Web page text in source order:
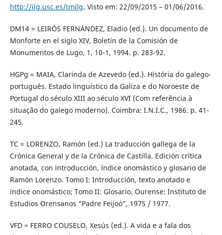
http://ilg.usc.es/tmilg. Visto em: 22/09/2015 – 01/06/2016.
DM14 = LEIRÓS FERNÁNDEZ, Eladio (ed.). Un documento de
Monforte en el siglo XIV, Boletín de la Comisión de
Monumentos de Lugo, 1, 10-1, 1994. p. 283-92.
HGPg = MAIA, Clarinda de Azevedo (ed.). História do galego-
português. Estado linguístico da Galiza e do Noroeste de
Portugal do século XIII ao século XVI (Com referência à
situação do galego moderno). Coimbra: I.N.I.C., 1986. p. 41-
245.
TC = LORENZO, Ramón (ed.) La traducción gallega de la
Crónica General y de la Crónica de Castilla. Edición crítica
anotada, con introducción, índice onomástico y glosario de
Ramón Lorenzo. Tomo I: Introducción, texto anotado e
índice onomástico; Tomo II: Glosario. Ourense: Instituto de
Estudios Orensanos “Padre Feijoó”, 1975 / 1977.
VFD = FERRO COUSELO, Xesús (ed.). A vida e a fala dos